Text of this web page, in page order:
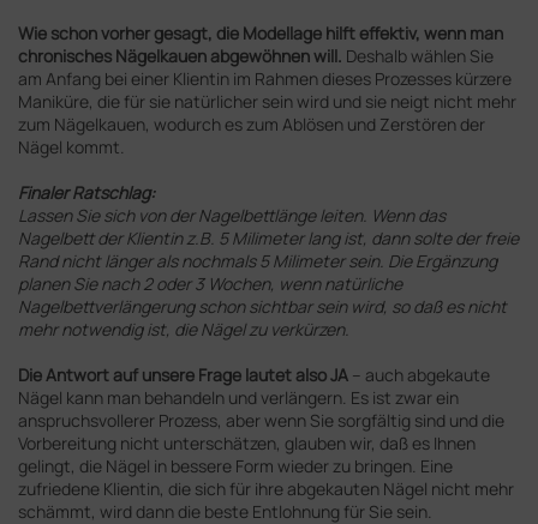
Wie schon vorher gesagt, die Modellage hilft effektiv, wenn man
chronisches Nägelkauen abgewöhnen will. Deshalb wählen Sie
am Anfang bei einer Klientin im Rahmen dieses Prozesses kürzere
Maniküre, die für sie natürlicher sein wird und sie neigt nicht mehr
zum Nägelkauen, wodurch es zum Ablösen und Zerstören der
Nägel kommt.
Finaler Ratschlag:
Lassen Sie sich von der Nagelbettlänge leiten. Wenn das
Nagelbett der Klientin z.B. 5 Milimeter lang ist, dann solte der freie
Rand nicht länger als nochmals 5 Milimeter sein. Die Ergänzung
planen Sie nach 2 oder 3 Wochen, wenn natürliche
Nagelbettverlängerung schon sichtbar sein wird, so daß es nicht
mehr notwendig ist, die Nägel zu verkürzen.
Die Antwort auf unsere Frage lautet also JA – auch abgekaute
Nägel kann man behandeln und verlängern. Es ist zwar ein
anspruchsvollerer Prozess, aber wenn Sie sorgfältig sind und die
Vorbereitung nicht unterschätzen, glauben wir, daß es Ihnen
gelingt, die Nägel in bessere Form wieder zu bringen. Eine
zufriedene Klientin, die sich für ihre abgekauten Nägel nicht mehr
schämmt, wird dann die beste Entlohnung für Sie sein.